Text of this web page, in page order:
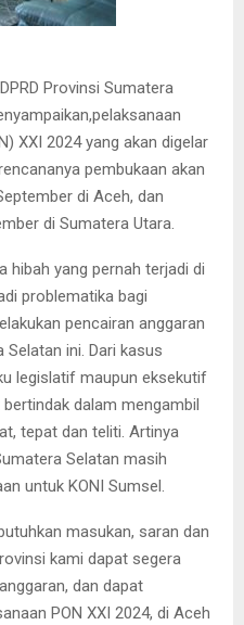
Provinsi Sumatera
XXI 2024 yang akan digelar
pembukaan akan
di Aceh, dan
di Sumatera Utara.
hibah yang pernah terjadi di
problematika bagi
pencairan anggaran
Selatan ini. Dari kasus
legislatif maupun eksekutif
dalam mengambil
tepat dan teliti. Artinya
Selatan masih
untuk KONI Sumsel.
masukan, saran dan
kami dapat segera
dan dapat
PON XXI 2024, di Aceh